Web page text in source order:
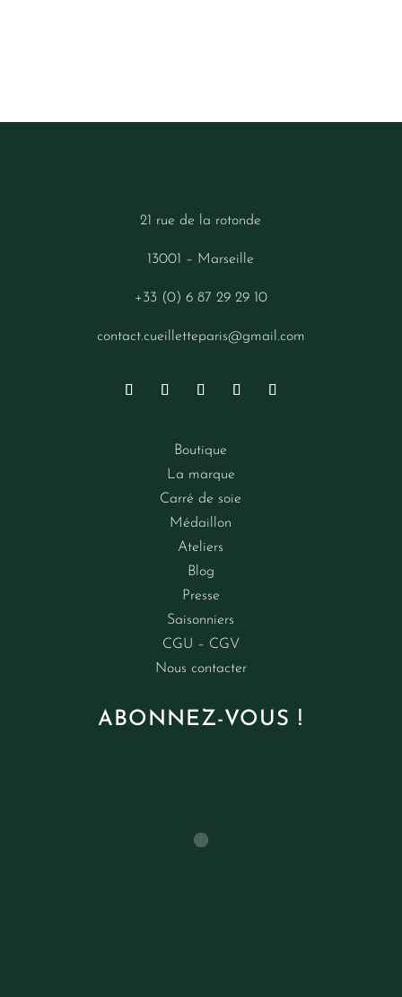
21 rue de la rotonde
13001 – Marseille
+33 (0) 6 87 29 29 10
contact.cueilletteparis@gmail.com
Boutique
La marque
Carré de soie
Médaillon
Ateliers
Blog
Presse
Saisonniers
CGU – CGV
Nous contacter
ABONNEZ-VOUS !